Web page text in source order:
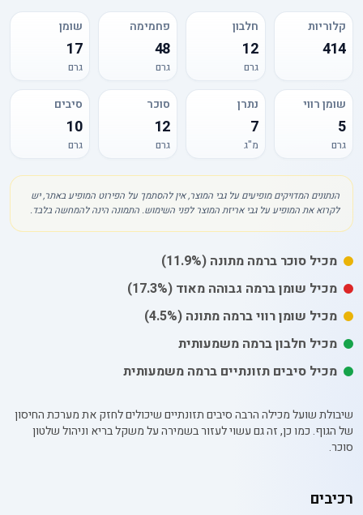
קלוריות
414
חלבון
12
גרם
פחמימה
48
גרם
שומן
17
גרם
שומן רווי
5
גרם
נתרן
7
מ"ג
סוכר
12
גרם
סיבים
10
גרם
הנתונים המדויקים מופיעים על גבי המוצר, אין להסתמך על הפירוט המופיע באתר, יש
לקרוא את המופיע על גבי אריזת המוצר לפני השימוש. התמונה הינה להמחשה בלבד.
מכיל סוכר ברמה מתונה (11.9%)
מכיל שומןברמה גבוהה מאוד (17.3%)
מכיל שומן רוויברמה מתונה (4.5%)
מכיל חלבון ברמה משמעותית
מכיל סיבים תזונתיים ברמה משמעותית
שיבולת שועל מכילה הרבה סיבים תזונתיים שיכולים לחזק את מערכת החיסון
של הגוף. כמו כן, זה גם עשוי לעזור בשמירה על משקל בריא וניהול שלטון
סוכר.
רכיבים